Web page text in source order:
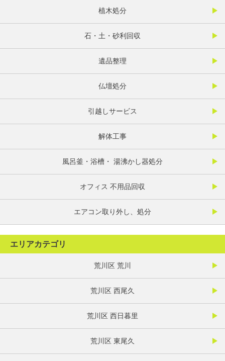
植木処分
石・土・砂利回収
遺品整理
仏壇処分
引越しサービス
解体工事
風呂釜・浴槽・ 湯沸かし器処分
オフィス 不用品回収
エアコン取り外し、処分
エリアカテゴリ
荒川区 荒川
荒川区 西尾久
荒川区 西日暮里
荒川区 東尾久